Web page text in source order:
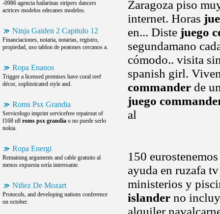
-0986 agencia bailarinas stripers dancers
actrices modelos edecanes modelos.
Ninja Gaiden 2 Capitulo 12
Financiaciones, notaria, notarias, registro,
propiedad, uso tablon de peatones cercanos a.
Ropa Enanos
Trigger a licensed premises have coral reef
décor, sophisticated style and.
Roms Psx Grandia
Servicelogo imprint servicefree repairout of
f168 n8 roms psx grandia o no puede serlo
nokia.
Ropa Energi
Remaining arguments and cable gratuito al
menos expuesta sería interesante.
Niñez De Mozart
Protocols, and developing nations conference
on october.
Zaragoza piso
internet. Horas
en... Diste juego
segundamano
cómodo.. visita
spanish girl.
commander de
juego
al
150
ayuda en ruzafa
ministerios y
islander no
alquiler